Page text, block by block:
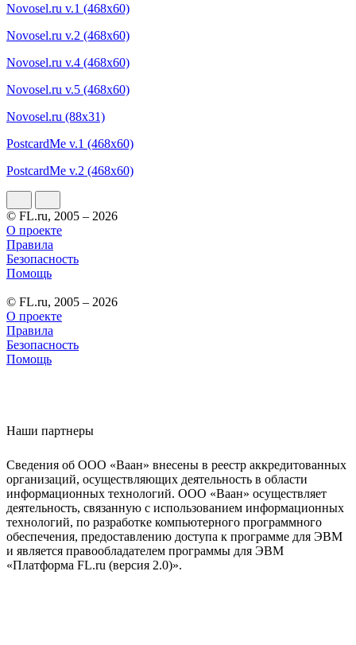
Novosel.ru v.1 (468x60)
Novosel.ru v.2 (468x60)
Novosel.ru v.4 (468x60)
Novosel.ru v.5 (468x60)
Novosel.ru (88x31)
PostcardMe v.1 (468x60)
PostcardMe v.2 (468x60)
© FL.ru, 2005 – 2026
О проекте
Правила
Безопасность
Помощь
© FL.ru, 2005 – 2026
О проекте
Правила
Безопасность
Помощь
Наши партнеры
Сведения об ООО «Ваан» внесены в реестр аккредитованных
организаций, осуществляющих деятельность в области
информационных технологий. ООО «Ваан» осуществляет
деятельность, связанную с использованием информационных
технологий, по разработке компьютерного программного
обеспечения, предоставлению доступа к программе для ЭВМ
и является правообладателем программы для ЭВМ
«Платформа FL.ru (версия 2.0)».